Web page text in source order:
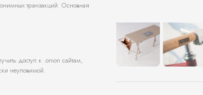
транзакций. Основная
доступ к .onion сайтам,
неуловимой.